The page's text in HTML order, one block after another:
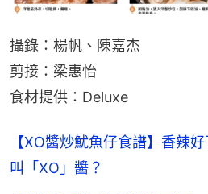
攝錄：楊帆、陳嘉杰
剪接：梁惠怡
食材提供：Deluxe
【XO醬炒魷魚仔食譜】香辣
叫「XO」醬？